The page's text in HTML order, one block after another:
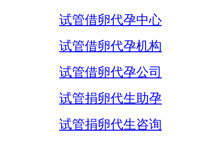
试管借卵代孕中心
试管借卵代孕机构
试管借卵代孕公司
试管捐卵代生助孕
试管捐卵代生咨询